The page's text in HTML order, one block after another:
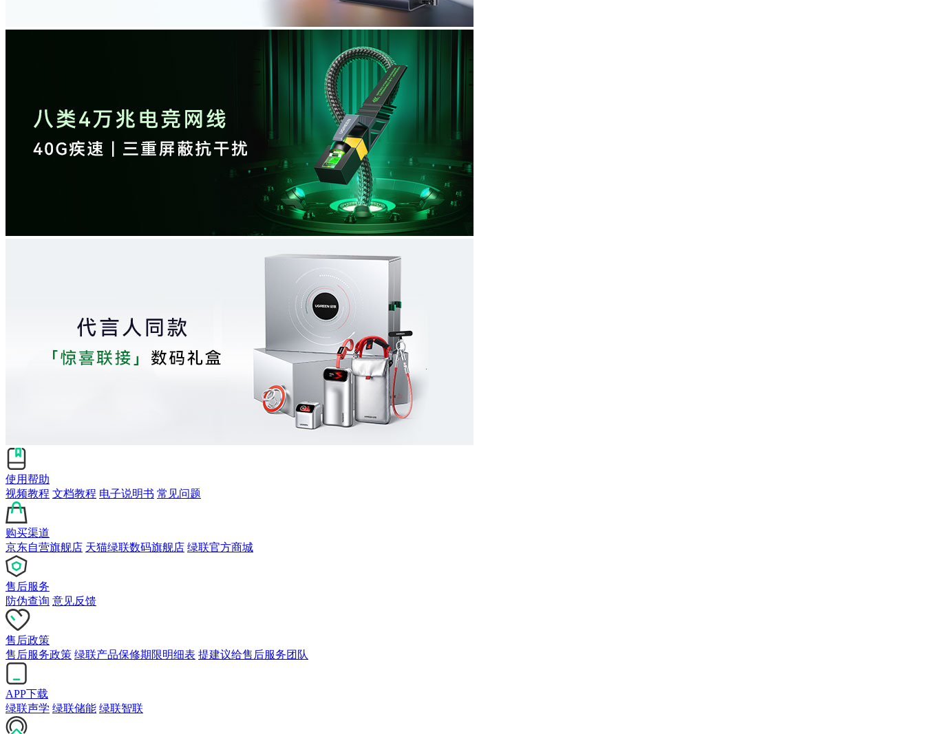
使用帮助
视频教程 文档教程 电子说明书 常见问题
购买渠道
京东自营旗舰店 天猫绿联数码旗舰店 绿联官方商城
售后服务
防伪查询 意见反馈
售后政策
售后服务政策 绿联产品保修期限明细表 提建议给售后服务团队
APP下载
绿联声学 绿联储能 绿联智联